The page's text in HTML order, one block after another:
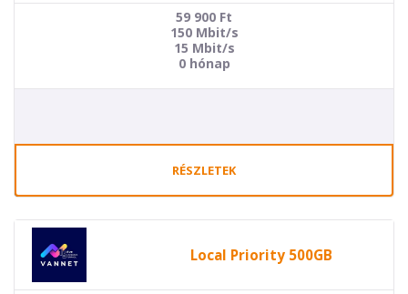
59 900 Ft
150 Mbit/s
15 Mbit/s
0 hónap
RÉSZLETEK
Local Priority 500GB